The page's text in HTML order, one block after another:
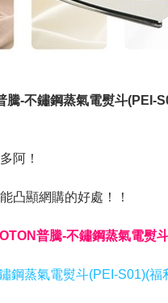
-不鏽鋼蒸氣電熨斗(PEI-
阿！
凸顯網購的好處！！
普騰-不鏽鋼蒸氣電熨
鋼蒸氣電熨斗(PEI-S01)(福